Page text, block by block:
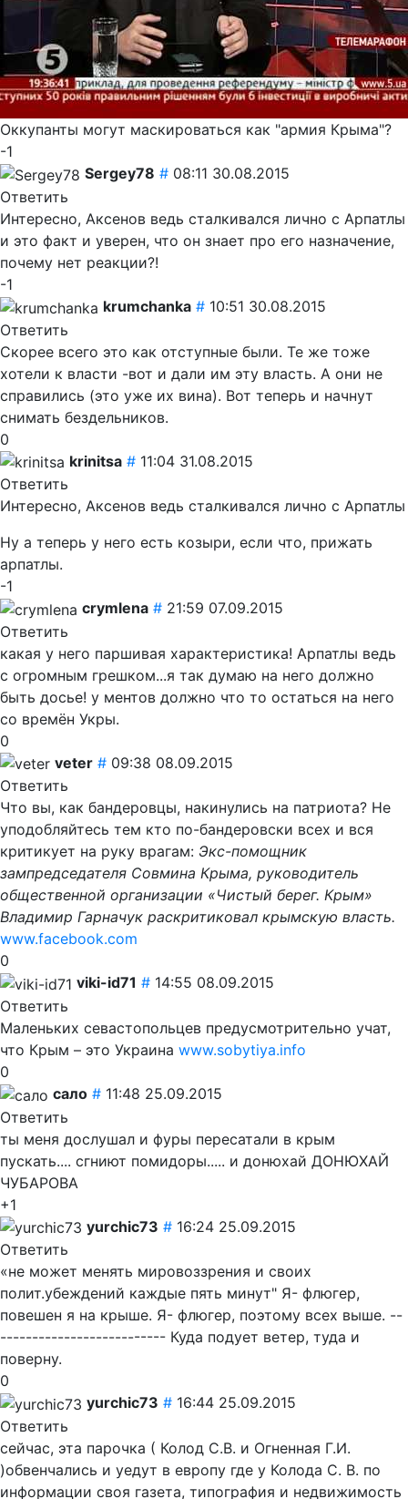
Оккупанты могут маскироваться как "армия Крыма"?
-1
Sergey78 # 08:11 30.08.2015
Ответить
Интересно, Аксенов ведь сталкивался лично с Арпатлы
и это факт и уверен, что он знает про его назначение,
почему нет реакции?!
-1
krumchanka # 10:51 30.08.2015
Ответить
Скорее всего это как отступные были. Те же тоже
хотели к власти -вот и дали им эту власть. А они не
справились (это уже их вина). Вот теперь и начнут
снимать бездельников.
0
krinitsa # 11:04 31.08.2015
Ответить
Интересно, Аксенов ведь сталкивался лично с Арпатлы
Ну а теперь у него есть козыри, если что, прижать
арпатлы.
-1
crymlena # 21:59 07.09.2015
Ответить
какая у него паршивая характеристика! Арпатлы ведь
с огромным грешком...я так думаю на него должно
быть досье! у ментов должно что то остаться на него
со времён Укры.
0
veter # 09:38 08.09.2015
Ответить
Что вы, как бандеровцы, накинулись на патриота? Не
уподобляйтесь тем кто по-бандеровски всех и вся
критикует на руку врагам: Экс-помощник
зампредседателя Совмина Крыма, руководитель
общественной организации «Чистый берег. Крым»
Владимир Гарначук раскритиковал крымскую власть.
www.facebook.com
0
viki-id71 # 14:55 08.09.2015
Ответить
Маленьких севастопольцев предусмотрительно учат,
что Крым – это Украина www.sobytiya.info
0
сало # 11:48 25.09.2015
Ответить
ты меня дослушал и фуры пересатали в крым
пускать.... сгниют помидоры..... и донюхай ДОНЮХАЙ
ЧУБАРОВА
+1
yurchic73 # 16:24 25.09.2015
Ответить
«не может менять мировоззрения и своих
полит.убеждений каждые пять минут" Я- флюгер,
повешен я на крыше. Я- флюгер, поэтому всех выше. --
-------------------------- Куда подует ветер, туда и
поверну.
0
yurchic73 # 16:44 25.09.2015
Ответить
сейчас, эта парочка ( Колод С.В. и Огненная Г.И.
)обвенчались и уедут в европу где у Колода С. В. по
информации своя газета, типография и недвижимость